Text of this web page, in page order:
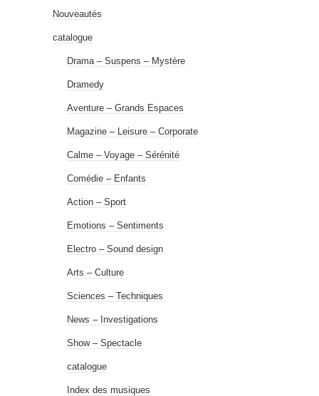
Nouveautés
catalogue
Drama – Suspens – Mystère
Dramedy
Aventure – Grands Espaces
Magazine – Leisure – Corporate
Calme – Voyage – Sérénité
Comédie – Enfants
Action – Sport
Emotions – Sentiments
Electro – Sound design
Arts – Culture
Sciences – Techniques
News – Investigations
Show – Spectacle
catalogue
Index des musiques